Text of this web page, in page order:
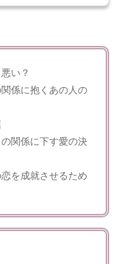
い？
係に抱くあの人の
関係に下す愛の決
を成就させるため